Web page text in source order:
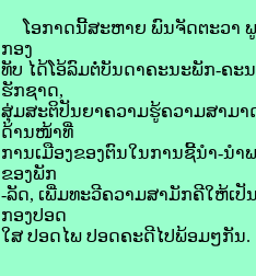
ໂອກາດນີ້ສະຫາຍ ພົນຈັດຕະວາ ພູ
ກອງ
ທັບ ໄດ້ໂອ້ລົມຕໍ່ບັນດາຄະນະພັກ-ຄ
ຮັກຊາດ,
ສຸ່ມສະຕິປັນຍາຄວາມຮູ້ຄວາມສາມາ
ດ້ານໜ້າທີ່
ການເມືອງຂອງຕົນໃນການຊີ້ນໍາ-ນໍ
ຂອງພັກ
-ລັດ, ເພີ່ມທະວີຄວາມສາມັກຄີໃຫ້
ກອງປອດ
ໃສ ປອດໄພ ປອດຄະດີໄປພ້ອມໆກັນ.